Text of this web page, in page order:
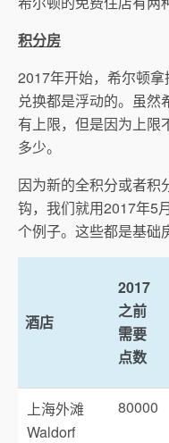
积分房
2017年开始，希尔顿
兑换都是浮动的。虽然
有上限，但是因为上限
多少。
因为新的全积分或者积
钩，我们就用2017年5
个例子。这些都是基础
酒店
2017
之前
需要
点数
上海外滩
Waldorf
80000